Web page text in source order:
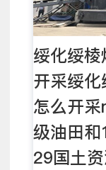
绥化绥
开采绥
怎么开
级油田和
29国土